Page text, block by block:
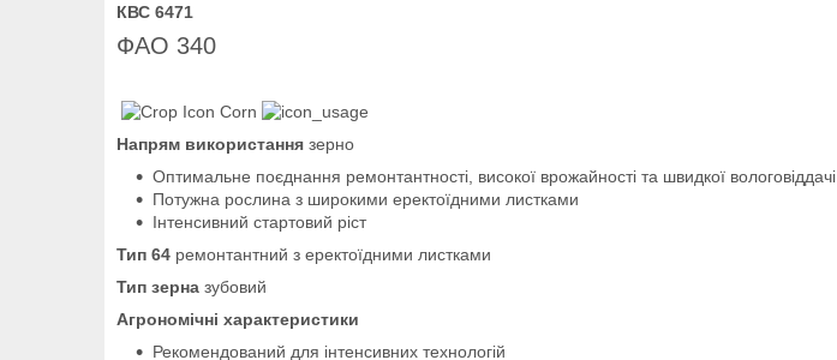
КВС 6471
ФАО 340
Напрям використання зерно
Оптимальне поєднання ремонтантності, високої врожайності та швидкої вологовіддачі
Потужна рослина з широкими еректоїдними листками
Інтенсивний стартовий ріст
Тип 64 ремонтантний з еректоїдними листками
Тип зерна зубовий
Агрономічні характеристики
Рекомендований для інтенсивних технологій